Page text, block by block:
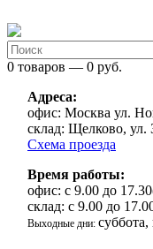
0 товаров — 0 руб.
Адреса:
офис: Москва ул.
склад: Щелково, ул.
Схема проезда
Время работы:
офис: с 9.00 до
склад: с 9.00 до
Выходные дни: суббота,